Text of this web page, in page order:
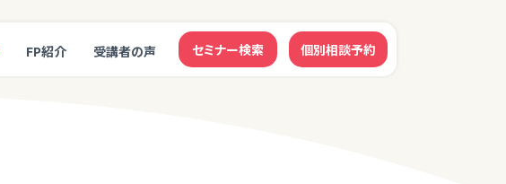
FP紹介 受講者の声 セミナー検索 個別相談予約